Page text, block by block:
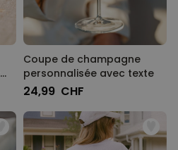
Coupe de champagne
personnalisée avec texte
24,99 CHF